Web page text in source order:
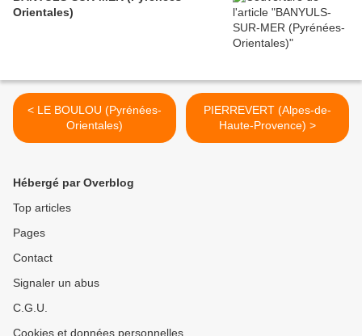
Orientales)
< LE BOULOU (Pyrénées-
Orientales)
PIERREVERT (Alpes-de-
Haute-Provence) >
Hébergé par Overblog
Top articles
Pages
Contact
Signaler un abus
C.G.U.
Cookies et données personnelles